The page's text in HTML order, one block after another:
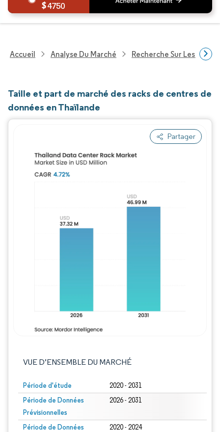
4750
Accueil Analyse Du Marché Recherche Sur Les
Taille et part de marché des racks de centres de
données en Thaïlande
Partager
VUE D’ENSEMBLE DU MARCHÉ
Période d'étude 2020 - 2031
Période de Données
Prévisionnelles
2026 - 2031
Période de Données
2020 - 2024